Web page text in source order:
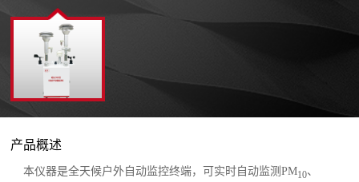
产品概述
本仪器是全天候户外自动监控终端，可实时自动监测PM10、